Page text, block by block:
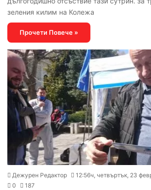
зеления килим на Колежа
Прочети Повече »
Дежурен Редактор
12:56ч, четвъртък, 23
0
187